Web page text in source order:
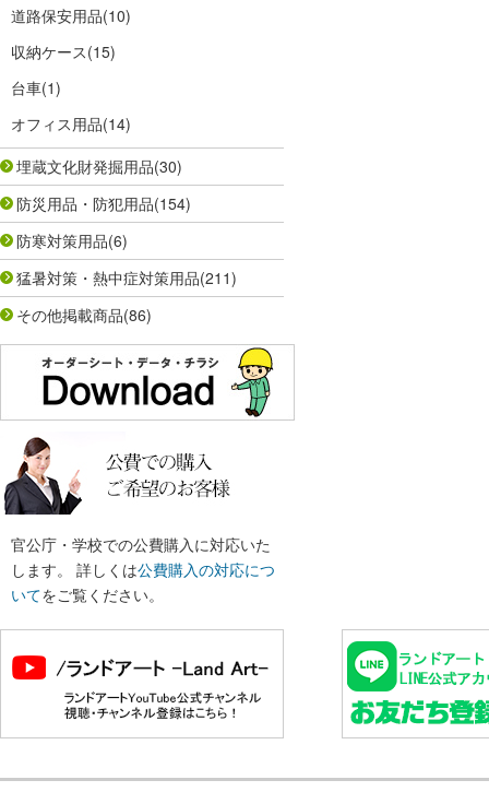
道路保安用品(10)
収納ケース(15)
台車(1)
オフィス用品(14)
埋蔵文化財発掘用品(30)
防災用品・防犯用品(154)
防寒対策用品(6)
猛暑対策・熱中症対策用品(211)
その他掲載商品(86)
官公庁・学校での公費購入に対応いた
します。 詳しくは公費購入の対応につ
いてをご覧ください。